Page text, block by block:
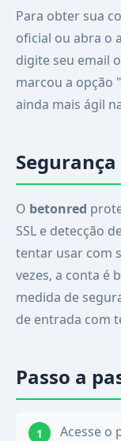
Para obter sua
oficial ou abra o
digite seu email
marcou a opção
ainda mais ágil
O betonred
SSL e detecção
tentar usar com
vezes, a conta é
medida de
de entrada com
Passo a
Acesse o